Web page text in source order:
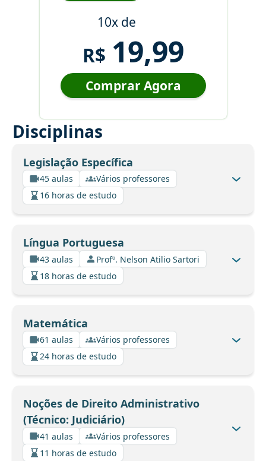
10x de
R$ 19,99
Comprar Agora
Disciplinas
Legislação Específica
45 aulas
Vários professores
16 horas de estudo
Língua Portuguesa
43 aulas
Profº. Nelson Atilio Sartori
18 horas de estudo
Matemática
61 aulas
Vários professores
24 horas de estudo
Noções de Direito Administrativo
(Técnico: Judiciário)
41 aulas
Vários professores
11 horas de estudo